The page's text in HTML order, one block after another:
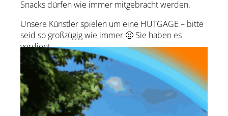
Snacks dürfen wie immer mitgebracht werden.
Unsere Künstler spielen um eine HUTGAGE – bitte
seid so großzügig wie immer 🙂 Sie haben es
verdient.
zur Künstler-Website